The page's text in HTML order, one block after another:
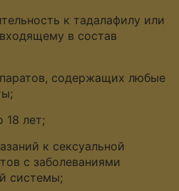
к тадалафилу или
в состав
содержащих любые
18 лет;
к сексуальной
с заболеваниями
системы;